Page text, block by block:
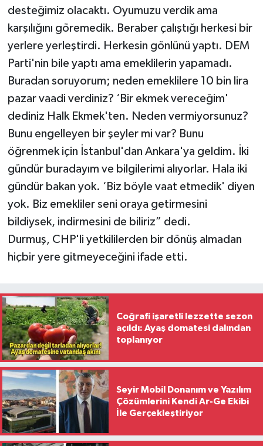
desteğimiz olacaktı. Oyumuzu verdik ama
karşılığını göremedik. Beraber çalıştığı herkesi bir
yerlere yerleştirdi. Herkesin gönlünü yaptı. DEM
Parti'nin bile yaptı ama emeklilerin yapamadı.
Buradan soruyorum; neden emeklilere 10 bin lira
pazar vaadi verdiniz? ‘Bir ekmek vereceğim'
dediniz Halk Ekmek'ten. Neden vermiyorsunuz?
Bunu engelleyen bir şeyler mi var? Bunu
öğrenmek için İstanbul'dan Ankara'ya geldim. İki
gündür buradayım ve bilgilerimi alıyorlar. Hala iki
gündür bakan yok. ‘Biz böyle vaat etmedik' diyen
yok. Biz emekliler seni oraya getirmesini
bildiysek, indirmesini de biliriz” dedi.
Durmuş, CHP'li yetkililerden bir dönüş almadan
hiçbir yere gitmeyeceğini ifade etti.
Coğrafi işaretli lezzette sezon
açıldı: Ayaş domatesi dalından
toplanıyor
Seyir Mobil Donanım ve Yazılım
Çözümlerini Kendi Ar-Ge Ekibi
İle Gerçekleştiriyor